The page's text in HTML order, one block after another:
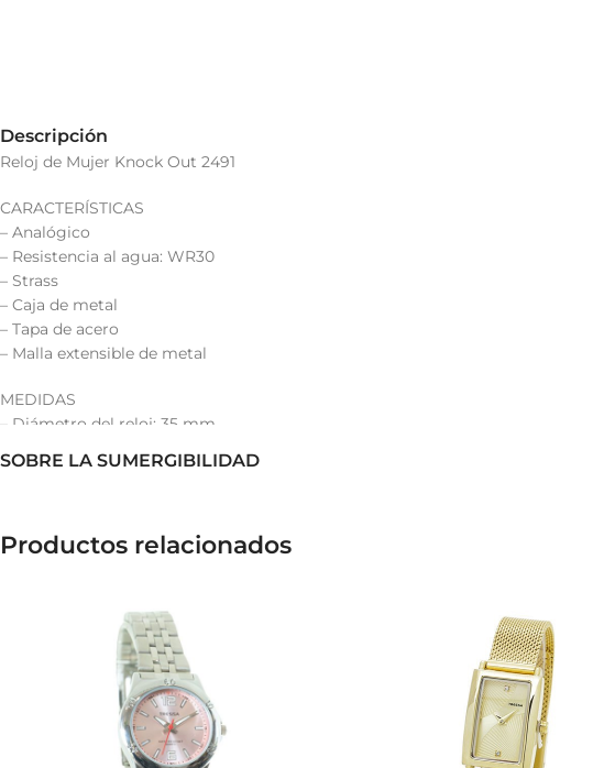
Descripción
Reloj de Mujer Knock Out 2491
CARACTERÍSTICAS
– Analógico
– Resistencia al agua: WR30
– Strass
– Caja de metal
– Tapa de acero
– Malla extensible de metal
MEDIDAS
– Diámetro del reloj: 35 mm.
– Ancho de la malla: 18 mm.
SOBRE LA SUMERGIBILIDAD
Productos relacionados